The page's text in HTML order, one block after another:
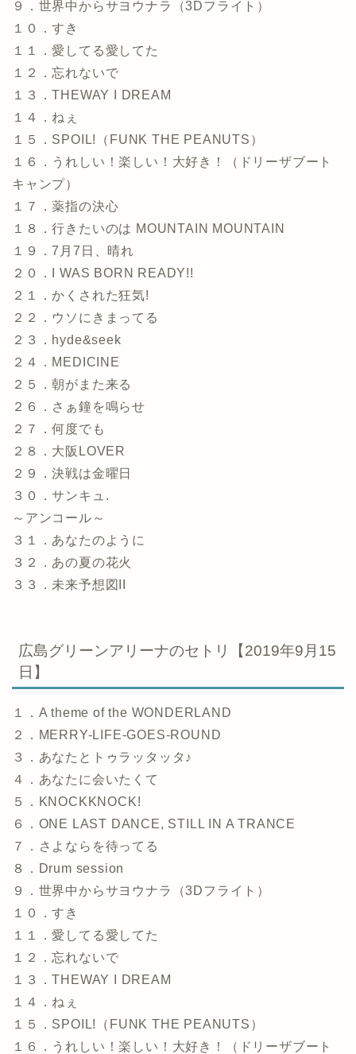
９．世界中からサヨウナラ（3Dフライト）
１０．すき
１１．愛してる愛してた
１２．忘れないで
１３．THEWAY I DREAM
１４．ねぇ
１５．SPOIL!（FUNK THE PEANUTS）
１６．うれしい！楽しい！大好き！（ドリーザブート
キャンプ）
１７．薬指の決心
１８．行きたいのは MOUNTAIN MOUNTAIN
１９．7月7日、晴れ
２０．I WAS BORN READY!!
２１．かくされた狂気!
２２．ウソにきまってる
２３．hyde&seek
２４．MEDICINE
２５．朝がまた来る
２６．さぁ鐘を鳴らせ
２７．何度でも
２８．大阪LOVER
２９．決戦は金曜日
３０．サンキュ.
～アンコール～
３１．あなたのように
３２．あの夏の花火
３３．未来予想図II
広島グリーンアリーナのセトリ【2019年9月15
日】
１．A theme of the WONDERLAND
２．MERRY-LIFE-GOES-ROUND
３．あなたとトゥラッタッタ♪
４．あなたに会いたくて
５．KNOCKKNOCK!
６．ONE LAST DANCE, STILL IN A TRANCE
７．さよならを待ってる
８．Drum session
９．世界中からサヨウナラ（3Dフライト）
１０．すき
１１．愛してる愛してた
１２．忘れないで
１３．THEWAY I DREAM
１４．ねぇ
１５．SPOIL!（FUNK THE PEANUTS）
１６．うれしい！楽しい！大好き！（ドリーザブート